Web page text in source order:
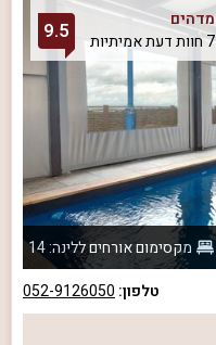
מדהים
7 חוות דעת אמיתיות
9.5
מקסימום אורחים ללינה: 14
טלפון: 052-9126050